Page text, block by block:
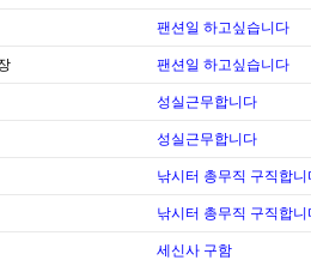
팬션일 하고싶습니다
팬션일 하고싶습니다
성실근무합니다
성실근무합니다
낚시터 총무직 구직합니
낚시터 총무직 구직합니
세신사 구함